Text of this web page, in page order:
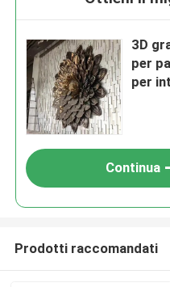
3D
per
per
Continua
Prodotti raccomandati